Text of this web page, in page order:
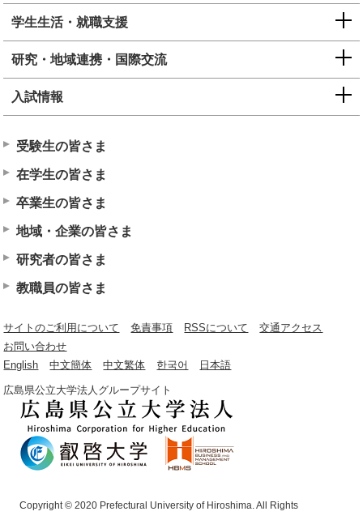
学生生活・就職支援
研究・地域連携・国際交流
入試情報
受験生の皆さま
在学生の皆さま
卒業生の皆さま
地域・企業の皆さま
研究者の皆さま
教職員の皆さま
サイトのご利用について 免責事項 RSSについて
交通アクセス
お問い合わせ
English
中文簡体 中文繁体 한국어 日本語
広島県公立大学法人グループサイト
Copyright © 2020 Prefectural University of Hiroshima. All Rights